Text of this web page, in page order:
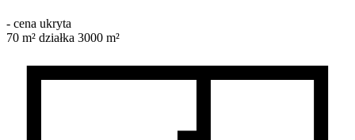
- cena ukryta
70 m² działka 3000 m²